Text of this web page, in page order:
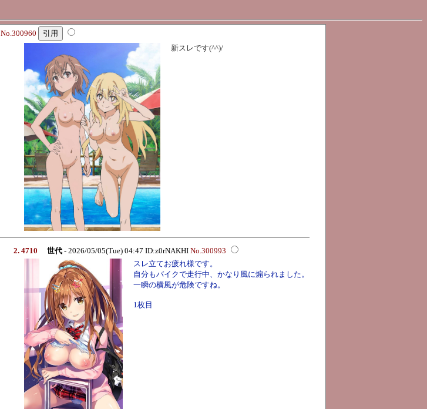
No.300960
新スレです(^^)/
2. 4710 世代 - 2026/05/05(Tue) 04:47 ID:z0rNAKHI No.300993
スレ立てお疲れ様です。
自分もバイクで走行中、かなり風に煽られました。
一瞬の横風が危険ですね。
1枚目